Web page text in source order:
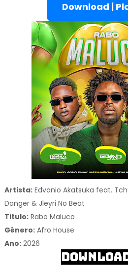
Download |
Artista:Edvanio Akatsuka feat.
Danger & Jleyri No Beat
Titulo:Rabo Maluco
Gênero: Afro House
Ano:2026